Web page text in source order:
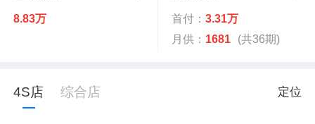
8.83万 首付： 3.31万
月供： 1681 (共36期)
4S店 综合店 定位